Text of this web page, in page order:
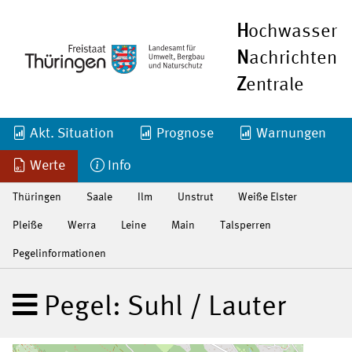
Hochwasser
Nachrichten
Zentrale
Akt. Situation Prognose Warnungen
Werte Info
Thüringen Saale Ilm Unstrut Weiße Elster
Pleiße Werra Leine Main Talsperren
Pegelinformationen
Pegel: Suhl / Lauter